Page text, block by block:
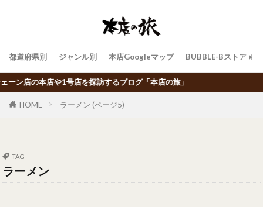
都道府県別 ジャンル別 本店Googleマップ BUBBLE-Bストア
するブログ「本店の旅」
HOME ラーメン (ページ5)
TAG
ラーメン